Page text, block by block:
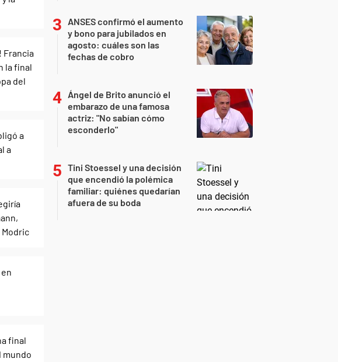
ANSES confirmó el aumento
y bono para jubilados en
agosto: cuáles son las
fechas de cobro
Ángel de Brito anunció el
embarazo de una famosa
actriz: "No sabían cómo
esconderlo"
Tini Stoessel y una decisión
que encendió la polémica
familiar: quiénes quedarían
afuera de su boda